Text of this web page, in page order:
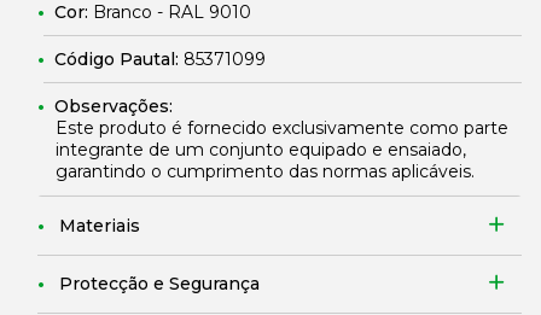
Cor: Branco - RAL 9010
Código Pautal: 85371099
Observações:
Este produto é fornecido exclusivamente como parte
integrante de um conjunto equipado e ensaiado,
garantindo o cumprimento das normas aplicáveis.
Materiais
Protecção e Segurança